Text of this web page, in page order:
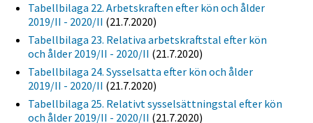
Tabellbilaga 22. Arbetskraften efter kön och ålder
2019/II - 2020/II (21.7.2020)
Tabellbilaga 23. Relativa arbetskraftstal efter kön
och ålder 2019/II - 2020/II (21.7.2020)
Tabellbilaga 24. Sysselsatta efter kön och ålder
2019/II - 2020/II (21.7.2020)
Tabellbilaga 25. Relativt sysselsättningstal efter kön
och ålder 2019/II - 2020/II (21.7.2020)